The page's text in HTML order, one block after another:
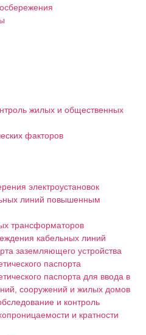
жилых и общественных
факторов
электроустановок
линий повышенным
трансформаторов
кабельных линий
заземляющего устройства
паспорта
паспорта для ввода в
сооружений и жилых домов
и контроль
и кратности